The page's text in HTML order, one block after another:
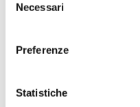
delNecessari
Preferenze
Statistiche